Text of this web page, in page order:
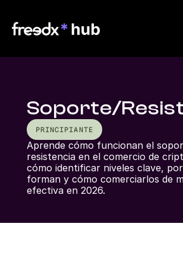
Soporte/
PRINCIPIANTE
Aprende cómo funcionan el
resistencia en el comercio de
cómo identificar niveles clave,
forman y cómo comerciarlos de
efectiva en 2026.